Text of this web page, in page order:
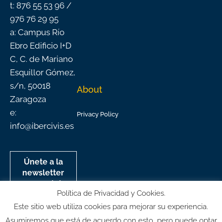
t: 876 55 53 96 /
976 76 29 95
a: Campus Río
Ebro Edificio I+D
C, C. de Mariano
Esquillor Gómez,
s/n, 50018
Zaragoza
e:
info@ibercivis.es
Únete a la
newsletter
mensual de
Ibercivis
About
Privacy Policy
Política de Privacidad y Cookies.
Este sitio web utiliza cookies para mejorar su experiencia.